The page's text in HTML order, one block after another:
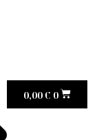
0,00€ 0